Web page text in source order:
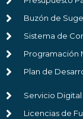
Buzón de
Sistema de
Programación
Plan de
Servicio
Licencias de